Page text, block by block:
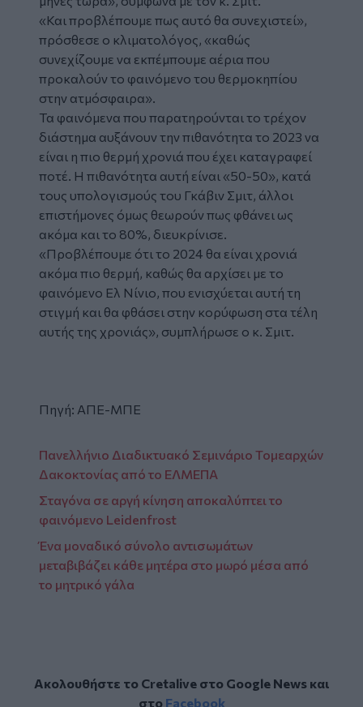
«Και προβλέπουμε πως αυτό θα συνεχιστεί»,
πρόσθεσε ο κλιματολόγος, «καθώς
συνεχίζουμε να εκπέμπουμε αέρια που
προκαλούν το φαινόμενο του θερμοκηπίου
στην ατμόσφαιρα».
Τα φαινόμενα που παρατηρούνται το τρέχον
διάστημα αυξάνουν την πιθανότητα το 2023 να
είναι η πιο θερμή χρονιά που έχει καταγραφεί
ποτέ. Η πιθανότητα αυτή είναι «50-50», κατά
τους υπολογισμούς του Γκάβιν Σμιτ, άλλοι
επιστήμονες όμως θεωρούν πως φθάνει ως
ακόμα και το 80%, διευκρίνισε.
«Προβλέπουμε ότι το 2024 θα είναι χρονιά
ακόμα πιο θερμή, καθώς θα αρχίσει με το
φαινόμενο Ελ Νίνιο, που ενισχύεται αυτή τη
στιγμή και θα φθάσει στην κορύφωση στα τέλη
αυτής της χρονιάς», συμπλήρωσε ο κ. Σμιτ.
Πηγή: ΑΠΕ-ΜΠΕ
Πανελλήνιο Διαδικτυακό Σεμινάριο Τομεαρχών
Δακοκτονίας από το ΕΛΜΕΠΑ
Σταγόνα σε αργή κίνηση αποκαλύπτει το
φαινόμενο Leidenfrost
Ένα μοναδικό σύνολο αντισωμάτων
μεταβιβάζει κάθε μητέρα στο μωρό μέσα από
το μητρικό γάλα
Ακολουθήστε το Cretalive στο Google Newsκαι
στο Facebook